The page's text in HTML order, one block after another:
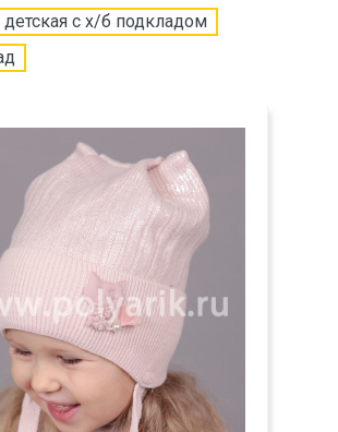
с х/б подкладом